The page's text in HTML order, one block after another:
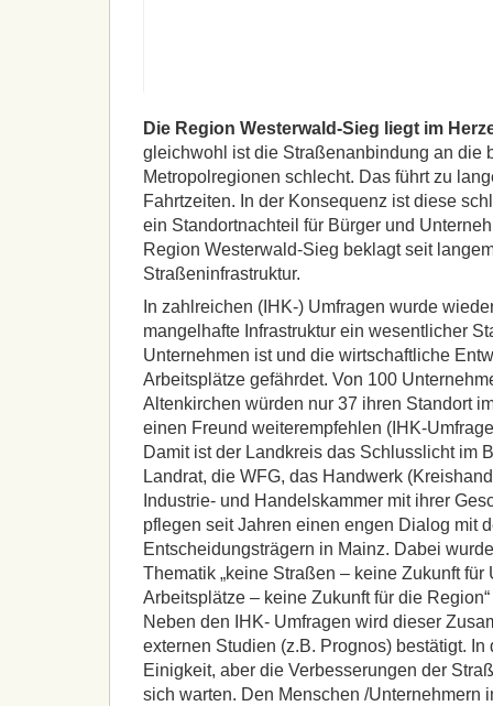
Die Region Westerwald-Sieg liegt im
gleichwohl ist die Straßenanbindung an die
Metropolregionen schlecht. Das führt zu
Fahrtzeiten. In der Konsequenz ist diese
ein Standortnachteil für Bürger und
Region Westerwald-Sieg beklagt seit
Straßeninfrastruktur.
In zahlreichen (IHK-) Umfragen wurde
mangelhafte Infrastruktur ein wesentlicher
Unternehmen ist und die wirtschaftliche
Arbeitsplätze gefährdet. Von 100
Altenkirchen würden nur 37 ihren Standort
einen Freund weiterempfehlen (IHK-
Damit ist der Landkreis das Schlusslicht im
Landrat, die WFG, das Handwerk
Industrie- und Handelskammer mit ihrer
pflegen seit Jahren einen engen Dialog mit
Entscheidungsträgern in Mainz. Dabei
Thematik „keine Straßen – keine Zukunft für
Arbeitsplätze – keine Zukunft für die
Neben den IHK- Umfragen wird dieser
externen Studien (z.B. Prognos) bestätigt. In
Einigkeit, aber die Verbesserungen der
sich warten. Den Menschen /Unternehmern